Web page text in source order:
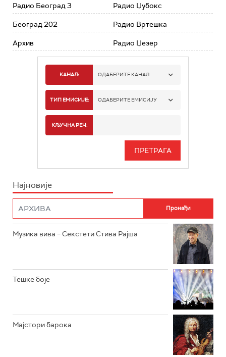
Радио Београд 3
Београд 202
Архив
Радио Џубокс
Радио Вртешка
Радио Џезер
КАНАЛ: ОДАБЕРИТЕ КАНАЛ
РАДИО БЕОГРАД 1
РАДИО БЕОГРАД 3
РАДИО РОКЕНРОЛЕР
РАДИО ЏЕЗЕР
ТИП ЕМИСИЈЕ: ОДАБЕРИТЕ ЕМИСИЈУ
ИНФО
КЉУЧНА РЕЧ:
Најновије
Музика вива – Секстети Стива Рајша
Тешке боје
Мајстори барока